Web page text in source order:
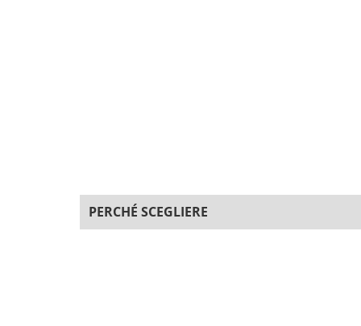
PERCHÉ SCEGLIERE